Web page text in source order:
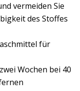
vermeiden Sie
des Stoffes
für
Wochen bei 40